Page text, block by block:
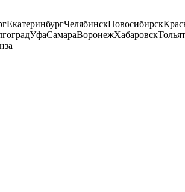
ЕкатеринбургЧелябинскНовосибирск
УфаСамараВоронежХабаровск